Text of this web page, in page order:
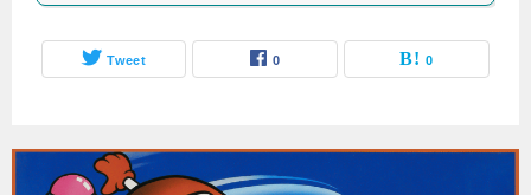
Tweet 0 0